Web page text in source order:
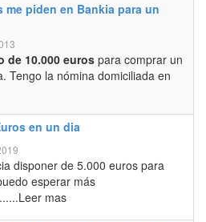
piden en Bankia para un
de 10.000 euros para comprar un
Tengo la nómina domiciliada en
en un dia
disponer de 5.000 euros para
esperar más
mas